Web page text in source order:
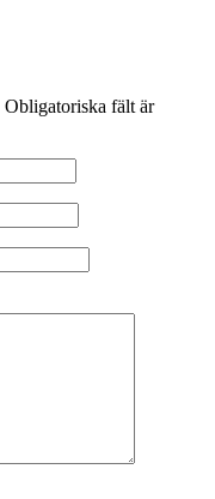
Obligatoriska fält är